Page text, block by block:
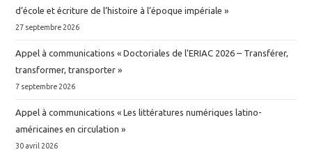
d’école et écriture de l’histoire à l’époque impériale »
27 septembre 2026
Appel à communications « Doctoriales de l’ERIAC 2026 – Transférer,
transformer, transporter »
7 septembre 2026
Appel à communications « Les littératures numériques latino-
américaines en circulation »
30 avril 2026